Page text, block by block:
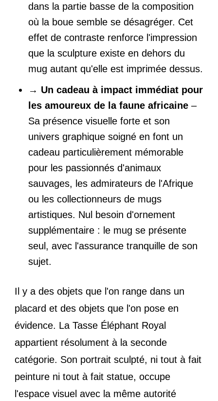
dans la partie basse de la composition
où la boue semble se désagréger. Cet
effet de contraste renforce l'impression
que la sculpture existe en dehors du
mug autant qu'elle est imprimée dessus.
→ Un cadeau à impact immédiat pour
les amoureux de la faune africaine –
Sa présence visuelle forte et son
univers graphique soigné en font un
cadeau particulièrement mémorable
pour les passionnés d'animaux
sauvages, les admirateurs de l'Afrique
ou les collectionneurs de mugs
artistiques. Nul besoin d'ornement
supplémentaire : le mug se présente
seul, avec l'assurance tranquille de son
sujet.
Il y a des objets que l'on range dans un
placard et des objets que l'on pose en
évidence. La Tasse Éléphant Royal
appartient résolument à la seconde
catégorie. Son portrait sculpté, ni tout à fait
peinture ni tout à fait statue, occupe
l'espace visuel avec la même autorité